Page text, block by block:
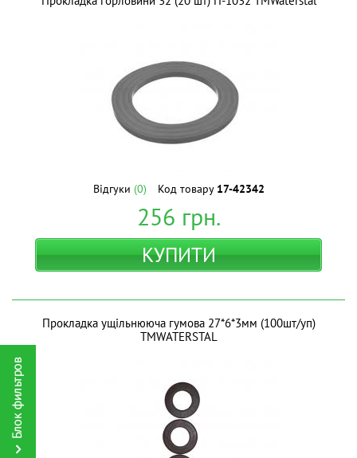
Відгуки (0) Код товару 17-42342
256 грн.
КУПИТИ
Прокладка ущільнююча гумова 27*6*3мм (100шт/уп)
ТМWATERSTAL